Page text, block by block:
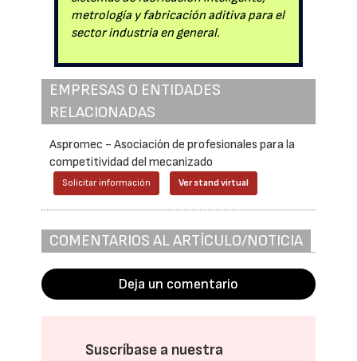
metrología y fabricación aditiva para el
sector industria en general.
EMPRESAS O ENTIDADES
RELACIONADAS
Aspromec - Asociación de profesionales para la
competitividad del mecanizado
Solicitar información Ver stand virtual
COMENTARIOS AL ARTÍCULO/NOTICIA
Deja un comentario
Suscríbase a nuestra